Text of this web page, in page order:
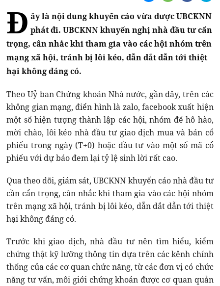
Đ ây là nội dung khuyến cáo vừa được UBCKNN
phát đi. UBCKNN khuyến nghị nhà đầu tư cẩn
trọng, cân nhắc khi tham gia vào các hội nhóm trên
mạng xã hội, tránh bị lôi kéo, dẫn dắt dẫn tới thiệt
hại không đáng có.
Theo Uỷ ban Chứng khoán Nhà nước, gần đây, trên các
không gian mạng, điển hình là zalo, facebook xuất hiện
một số hiện tượng thành lập các hội, nhóm để hô hào,
mời chào, lôi kéo nhà đầu tư giao dịch mua và bán cổ
phiếu trong ngày (T+0) hoặc đầu tư vào một số mã cổ
phiếu với dự báo đem lại tỷ lệ sinh lời rất cao.
Qua theo dõi, giám sát, UBCKNN khuyến cáo nhà đầu tư
cần cẩn trọng, cân nhắc khi tham gia vào các hội nhóm
trên mạng xã hội, tránh bị lôi kéo, dẫn dắt dẫn tới thiệt
hại không đáng có.
Trước khi giao dịch, nhà đầu tư nên tìm hiểu, kiểm
chứng thật kỹ lưỡng thông tin dựa trên các kênh chính
thống của các cơ quan chức năng, từ các đơn vị có chức
năng tư vấn, môi giới chứng khoán được cơ quan quản